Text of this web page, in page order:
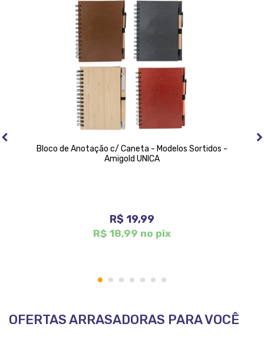
Bloco de Anotação c/ Caneta - Modelos Sortidos -
Amigold UNICA
R$ 19,99
R$ 18,99 no pix
1 2 3 4 5 6 7
OFERTAS ARRASADORAS PARA VOCÊ